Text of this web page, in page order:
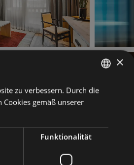
ITALIAN
×
zu verbessern. Durch die
gemäß unserer
Funktionalität